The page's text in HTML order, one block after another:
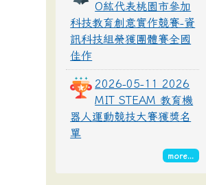
O紘代表桃園市參加
科技教育創意實作競賽-資
訊科技組榮獲團體賽全國
佳作
2026-05-11 2026
MIT STEAM 教育機
器人運動競技大賽獲獎名
單
more...